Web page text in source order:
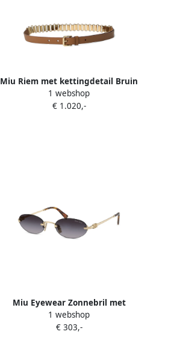
Miu Riem met kettingdetail Bruin
1 webshop
€ 1.020,-
Miu Eyewear Zonnebril met
ovalen montuur Goud
1 webshop
€ 303,-